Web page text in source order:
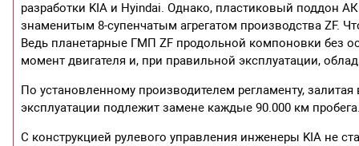
разработки KIA и Hyindai. Однако, пластиковый поддон
знаменитым 8-супенчатым агрегатом производства ZF.
Ведь планетарные ГМП ZF продольной компоновки без
момент двигателя и, при правильной эксплуатации,
По установленному производителем регламенту,
эксплуатации подлежит замене каждые 90.000 км
С конструкцией рулевого управления инженеры KIA не